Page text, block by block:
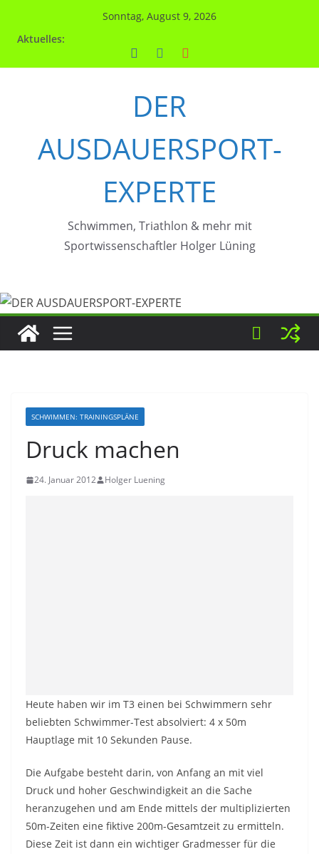
Sonntag, August 9, 2026
Aktuelles:
DER
AUSDAUERSPORT-
EXPERTE
Schwimmen, Triathlon & mehr mit
Sportwissenschaftler Holger Lüning
SCHWIMMEN: TRAININGSPLÄNE
Druck machen
24. Januar 2012 Holger Luening
Heute haben wir im T3 einen bei Schwimmern sehr
beliebten Schwimmer-Test absolviert: 4 x 50m
Hauptlage mit 10 Sekunden Pause.
Die Aufgabe besteht darin, von Anfang an mit viel
Druck und hoher Geschwindigkeit an die Sache
heranzugehen und am Ende mittels der multiplizierten
50m-Zeiten eine fiktive 200m-Gesamtzeit zu ermitteln.
Diese Zeit ist dann ein wichtiger Gradmesser für die